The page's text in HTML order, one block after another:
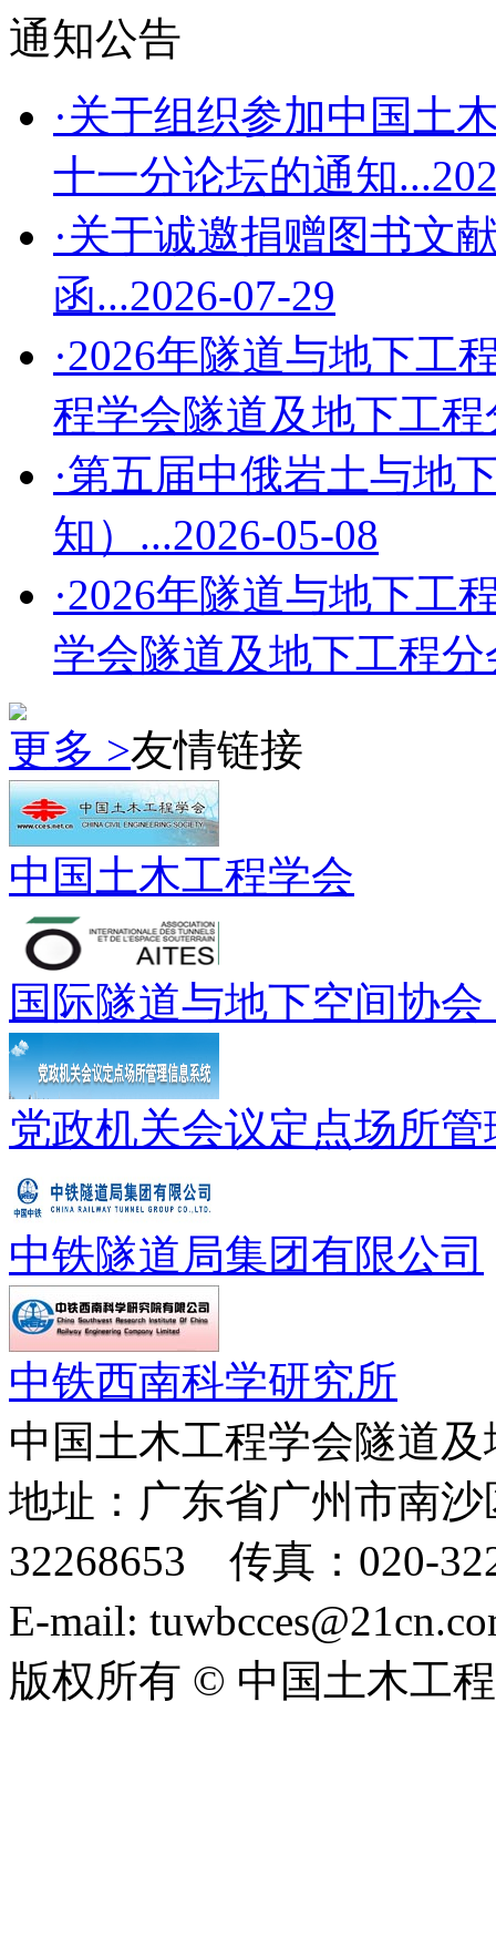
通知公告
·关于组织参加中国土
十一分论坛的通知...
·关于诚邀捐赠图书文
函...2026-07-29
·2026年隧道与地下工
程学会隧道及地下工
·第五届中俄岩土与地
知）...2026-05-08
·2026年隧道与地下工
学会隧道及地下工程
更多 >友情链接
中国土木工程学会
国际隧道与地下空间协
党政机关会议定点场所
中铁隧道局集团有限公司
中铁西南科学研究所
中国土木工程学会隧道
地址：广东省广州市南
32268653 传真：020-
E-mail:
版权所有 © 中国土木工